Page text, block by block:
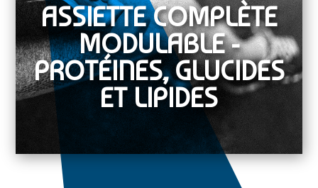
ASSIETTE COMPLÈTE
MODULABLE -
PROTÉINES, GLUCIDES
ET LIPIDES